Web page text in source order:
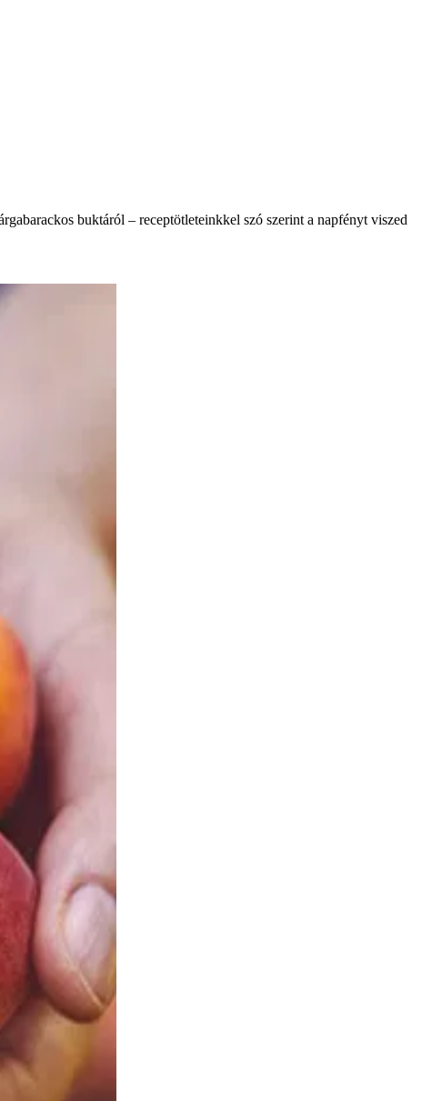
buktáról – receptötleteinkkel szó szerint a napfényt viszed